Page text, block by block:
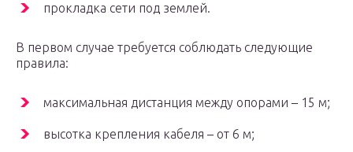
прокладка сети под землей.
В первом случае требуется соблюдать следующие
правила:
максимальная дистанция между опорами – 15 м;
высотка крепления кабеля – от 6 м;